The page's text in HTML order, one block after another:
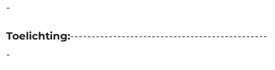
-
Toelichting:----------------------------------------------
-